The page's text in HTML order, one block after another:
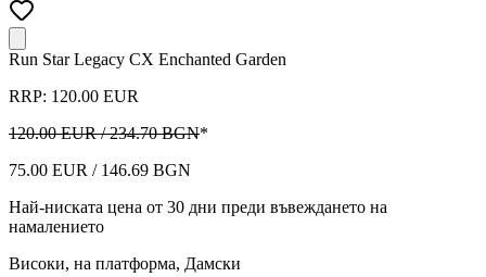
Run Star Legacy CX Enchanted Garden
RRP: 120.00 EUR
120.00 EUR / 234.70 BGN*
75.00 EUR / 146.69 BGN
Най-ниската цена от 30 дни преди въвеждането на
намалението
Високи, на платформа, Дамски